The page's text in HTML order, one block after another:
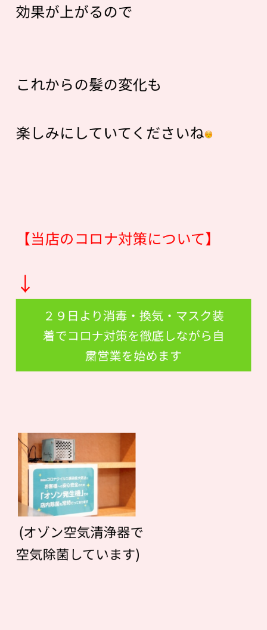
効果が上がるので
これからの髪の変化も
楽しみにしていてくださいね
【当店のコロナ対策について】
↓
２９日より消毒・換気・マスク装
着でコロナ対策を徹底しながら自
粛営業を始めます
(オゾン空気清浄器で
空気除菌しています)